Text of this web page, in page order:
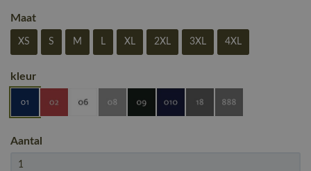
Maat
XS S M L XL 2XL 3XL 4XL
kleur
Aantal